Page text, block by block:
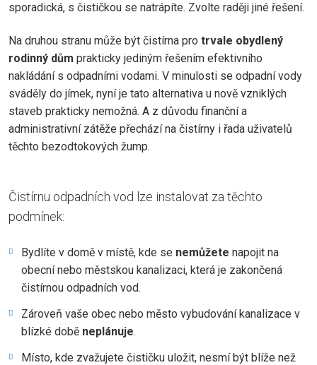
sporadická, s čističkou se natrápíte. Zvolte raději jiné řešení.
Na druhou stranu může být čistírna pro trvale obydlený
rodinný dům prakticky jediným řešením efektivního
nakládání s odpadními vodami. V minulosti se odpadní vody
sváděly do jímek, nyní je tato alternativa u nově vzniklých
staveb prakticky nemožná. A z důvodu finanční a
administrativní zátěže přechází na čistírny i řada uživatelů
těchto bezodtokových žump.
Čistírnu odpadních vod lze instalovat za těchto
podmínek:
Bydlíte v domě v místě, kde se nemůžete napojit na
obecní nebo městskou kanalizaci, která je zakončená
čistírnou odpadních vod.
Zároveň vaše obec nebo město vybudování kanalizace v
blízké době neplánuje.
Místo, kde zvažujete čističku uložit, nesmí být blíže než